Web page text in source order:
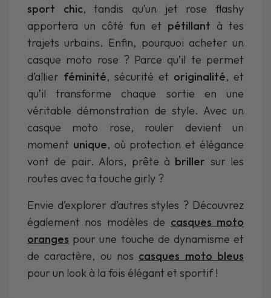
sport chic, tandis qu’un jet rose flashy
apportera un côté fun et pétillant à tes
trajets urbains. Enfin, pourquoi acheter un
casque moto rose ? Parce qu’il te permet
d’allier féminité, sécurité et originalité, et
qu’il transforme chaque sortie en une
véritable démonstration de style. Avec un
casque moto rose, rouler devient un
moment unique, où protection et élégance
vont de pair. Alors, prête à briller sur les
routes avec ta touche girly ?
Envie d’explorer d’autres styles ? Découvrez
également nos modèles de casques moto
oranges pour une touche de dynamisme et
de caractère, ou nos casques moto bleus
pour un look à la fois élégant et sportif !